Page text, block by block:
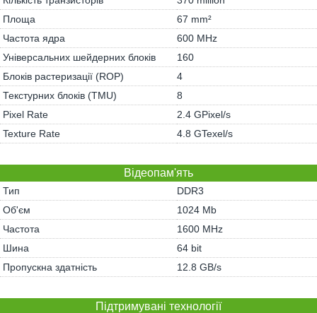
Площа
67 mm²
Частота ядра
600 MHz
Універсальних шейдерних блоків
160
Блоків растеризації (ROP)
4
Текстурних блоків (TMU)
8
Pixel Rate
2.4 GPixel/s
Texture Rate
4.8 GTexel/s
Відеопам'ять
Тип
DDR3
Об'єм
1024 Mb
Частота
1600 MHz
Шина
64 bit
Пропускна здатність
12.8 GB/s
Підтримувані технології